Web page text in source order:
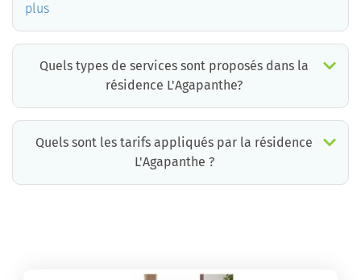
plus
Quels types de services sont proposés dans la
résidence L'Agapanthe?
Quels sont les tarifs appliqués par la résidence
L'Agapanthe ?